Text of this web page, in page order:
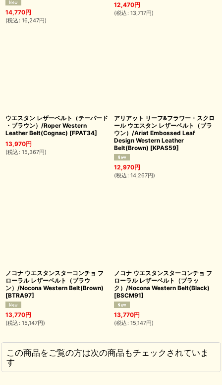
14,770円
(税込 : 16,247円)
12,470円
(税込 : 13,717円)
ウエスタン レザーベルト（テーパード
・ブラウン）/Roper Western
Leather Belt(Cognac) [FPAT34]
13,970円
(税込 : 15,367円)
アリアット リーフ&フラワー・スクロ
ール ウエスタン レザーベルト（ブラ
ウン）/Ariat Embossed Leaf
Design Western Leather
Belt(Brown) [KPAS59]
12,970円
(税込 : 14,267円)
ノコナ ウエスタンスターコンチョ フ
ローラル レザーベルト（ブラウ
ン）/Nocona Western Belt(Brown)
[BTRA97]
13,770円
(税込 : 15,147円)
ノコナ ウエスタンスターコンチョ フ
ローラル レザーベルト（ブラッ
ク）/Nocona Western Belt(Black)
[BSCM91]
13,770円
(税込 : 15,147円)
この商品をご覧の方は次の商品もチェックされていま
す